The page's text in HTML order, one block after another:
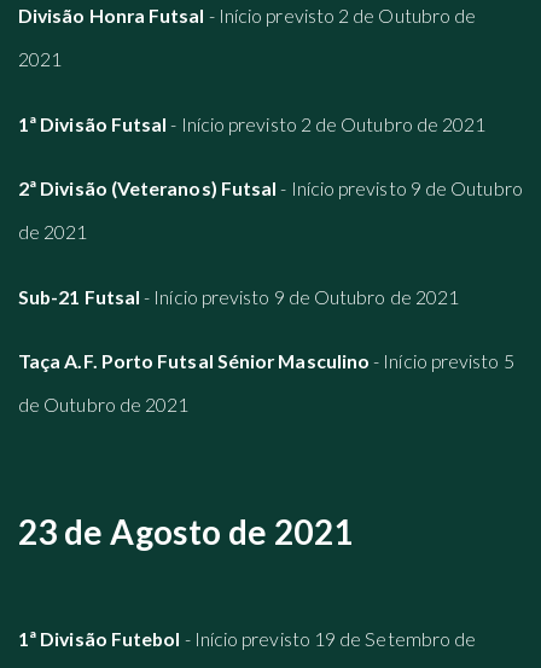
Divisão Honra Futsal - Início previsto 2 de Outubro de
2021
1ª Divisão Futsal - Início previsto 2 de Outubro de 2021
2ª Divisão (Veteranos) Futsal - Início previsto 9 de Outubro
de 2021
Sub-21 Futsal - Início previsto 9 de Outubro de 2021
Taça A.F. Porto Futsal Sénior Masculino - Início previsto 5
de Outubro de 2021
23 de Agosto de 2021
1ª Divisão Futebol - Início previsto 19 de Setembro de